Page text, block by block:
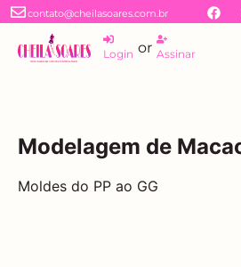
contato@cheilasoares.com.br
Login or Assinar
Modelagem de
Moldes do PP ao GG